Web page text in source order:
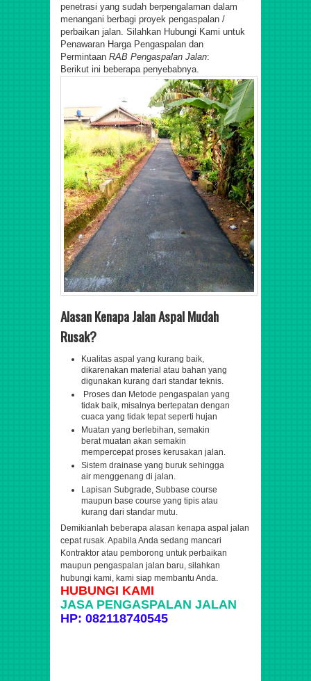
penetrasi yang sudah berpengalaman dalam
menangani berbagi proyek pengaspalan /
perbaikan jalan. Silahkan Hubungi Kami untuk
Penawaran Harga Pengaspalan dan
Permintaan RAB Pengaspalan Jalan:
Berikut ini beberapa penyebabnya.
Alasan Kenapa Jalan Aspal Mudah
Rusak?
Kualitas aspal yang kurang baik,
dikarenakan material atau bahan yang
digunakan kurang dari standar teknis.
Proses dan Metode pengaspalan yang
tidak baik, misalnya bertepatan dengan
cuaca yang tidak tepat seperti hujan
Muatan yang berlebihan, semakin
berat muatan akan semakin
mempercepat proses kerusakan jalan.
Sistem drainase yang buruk sehingga
air menggenang di jalan.
Lapisan Subgrade, Subbase course
maupun base course yang tipis atau
kurang dari standar mutu.
Demikianlah beberapa alasan kenapa aspal jalan
cepat rusak. Apabila Anda sedang mancari
Kontraktor atau pemborong untuk perbaikan
maupun pengaspalan jalan baru, silahkan
hubungi kami, kami siap membantu Anda.
HUBUNGI KAMI
JASA PENGASPALAN JALAN
HP: 082118740545